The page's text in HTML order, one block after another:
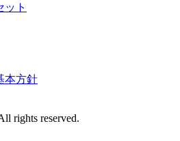
ット
本方針
rights reserved.